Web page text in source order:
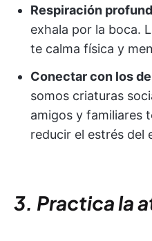
Respiración
exhala por la boca.
te calma física y
Conectar con los
somos criaturas
amigos y familiares
reducir el estrés del
3. Practica la